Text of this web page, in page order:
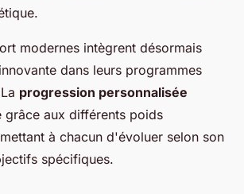
modernes intègrent désormais
dans leurs programmes
progression personnalisée
grâce aux différents poids
à chacun d'évoluer selon son
spécifiques.